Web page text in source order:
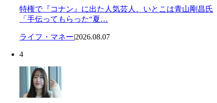
特権で『コナン』に出た人気芸人、いとこは青山剛昌氏
「手伝ってもらった“夏…
ライフ・マネー|2026.08.07
4